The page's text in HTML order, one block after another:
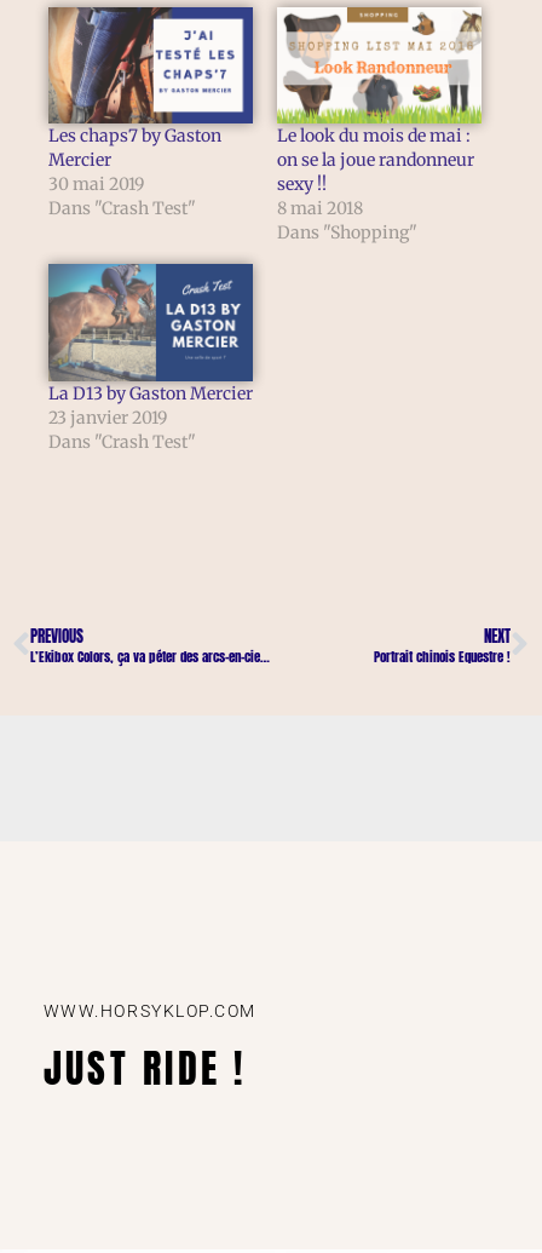
Les chaps7 by Gaston
Mercier
30 mai 2019
Dans "Crash Test"
Le look du mois de mai :
on se la joue randonneur
sexy !!
8 mai 2018
Dans "Shopping"
La D13 by Gaston Mercier
23 janvier 2019
Dans "Crash Test"
PREVIOUS
L’Ekibox Colors, ça va péter des arcs-en-ciel !
NEXT
Portrait chinois Equestre !
WWW.HORSYKLOP.COM
JUST RIDE !